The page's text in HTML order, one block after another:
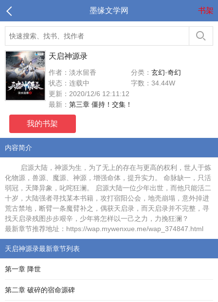
墨缘文学网 书架
天启神源录
作者：淡水留香 分类： 玄幻·奇幻
状态：连载中
字数：34.44W
更新：2020/12/6 12:11:12
最新： 第三章 僵持！交集！
我的书架
内容简介
启源大陆，神源为生，为了无上的存在与更高的权利，世人于炼
化物源，兽源、魔源、神源，增强命体，提升实力。 命脉缺一，只活
弱冠，天降异象，叱咤狂澜。 启源大陆一位少年出世，而他只能活二
十岁，大陆强者寻找某本书籍，攻打宿阳公会，地壳崩塌，意外掉进
荒古禁地，断臂一条魔臂补之，偶获天启录，而天启录并不完整，寻
找天启录残图步步艰辛，少年将怎样以一己之力，力挽狂澜？
最新章节推荐地址：https://wap.mywenxue.me/wap_374847.html
天启神源录最新章节列表
第一章 降世
第二章 破碎的宿命源碑